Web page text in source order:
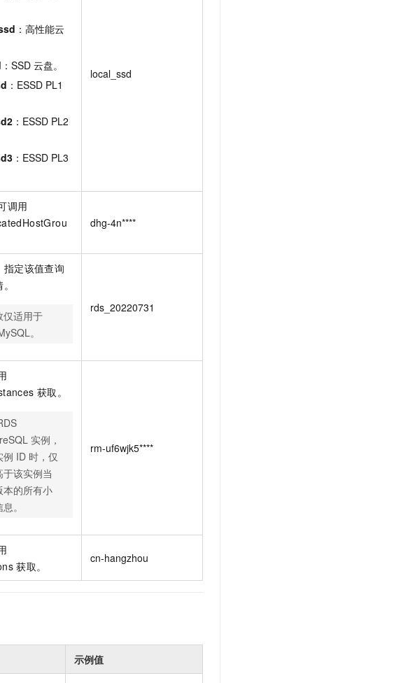
：高性能云
：SSD 云盘。
：ESSD PL1
：ESSD PL2
：ESSD PL3
local_ssd
调用
dhg-4n****
指定该值查询
仅适用于
。
rds_20220731
获取。
实例，
例 ID 时，仅
于该实例当
本的所有小
。
rm-uf6wjk5****
获取。
cn-hangzhou
示例值